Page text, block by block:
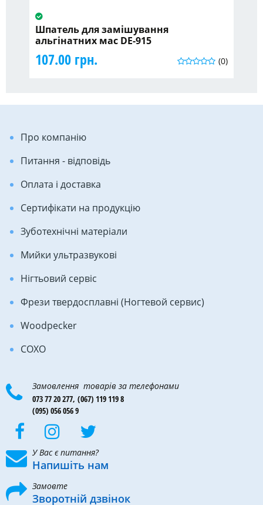
Шпатель для замішування
альгінатних мас DE-915
(0)
107.00 грн.
Про компанію
Питання - відповідь
Оплата і доставка
Сертифікати на продукцію
Зуботехнічні матеріали
Мийки ультразвукові
Нігтьовий сервіс
Фрези твердосплавні (Ногтевой сервис)
Woodpecker
COXO
Замовлення товарів за телефонами
073 77 20 277, (067) 119 119 8
(095) 056 056 9
У Вас є питання?
Напишіть нам
Замовте
Зворотній дзвінок